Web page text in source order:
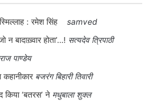
: रमेश सिंह
samved
बादाख़्वार होता’…! सत्यदेव त्रिपाठी
पाण्डेय
बजरंग बिहारी तिवारी
किया ‘बतरस’ ने मधुबाला शुक्ल